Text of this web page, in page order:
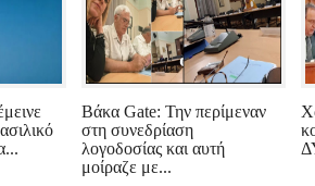
Βάκα Gate: Την περίμεναν
στη συνεδρίαση
λογοδοσίας και αυτή
μοίραζε με...